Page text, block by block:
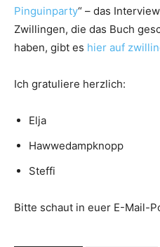
Pinguinparty“ – das
Zwillingen, die das Buch
haben, gibt es hier auf
Ich gratuliere herzlich:
Elja
Hawwedampknopp
Steffi
Bitte schaut in euer E-Mail-